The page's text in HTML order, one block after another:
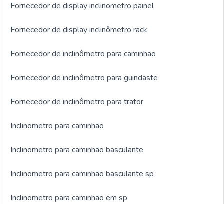
Fornecedor de display inclinometro painel
Fornecedor de display inclinômetro rack
Fornecedor de inclinômetro para caminhão
Fornecedor de inclinômetro para guindaste
Fornecedor de inclinômetro para trator
Inclinometro para caminhão
Inclinometro para caminhão basculante
Inclinometro para caminhão basculante sp
Inclinometro para caminhão em sp